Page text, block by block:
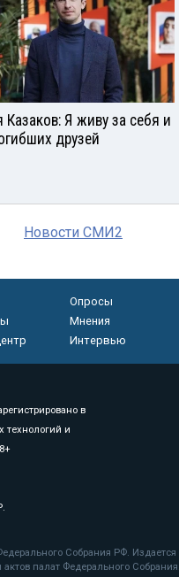
Казаков: Я живу за себя и
друзей
Новости СМИ2
Опросы
Мнения
Интервью
в
технологий и
Собрания РФ.
палат Федерального